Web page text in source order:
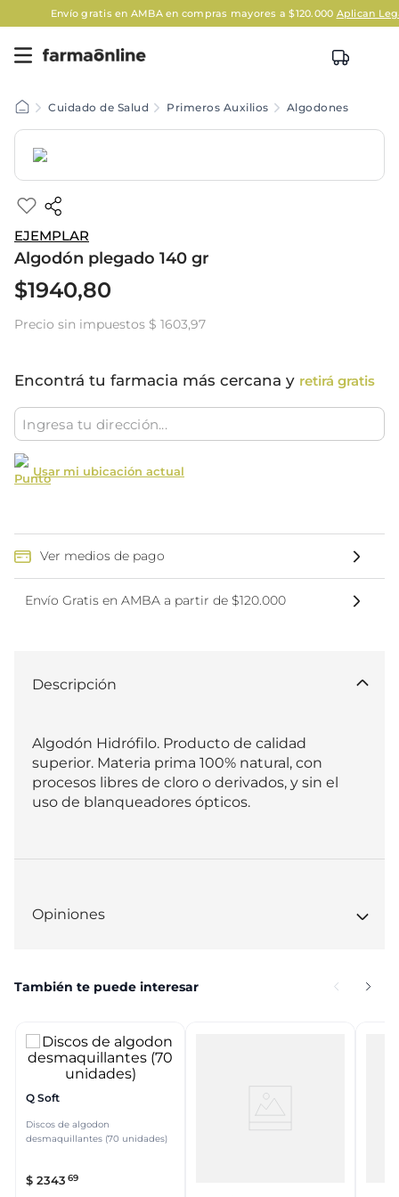
Envío gratis en AMBA en compras mayores a $120.000Aplican
Cuidado de Salud Primeros Auxilios Algodones
EJEMPLAR
Algodón plegado 140 gr
$1940,80
Precio sin impuestos $ 1603,97
Encontrá tu farmacia más cercana y retirá gratis
Usar mi ubicación actual
Ver medios de pago
Envío Gratis en AMBA a partir de $120.000
Descripción
Algodón Hidrófilo. Producto de calidad
superior. Materia prima 100% natural, con
procesos libres de cloro o derivados, y sin el
uso de blanqueadores ópticos.
Opiniones
También te puede interesar
Q Soft
Discos de algodon
desmaquillantes (70 unidades)
$ 2343 69